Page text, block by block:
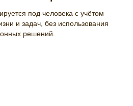
под человека с учётом
и задач, без использования
решений.